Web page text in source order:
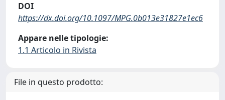
DOI
https://dx.doi.org/10.1097/MPG.0b013e31827e1ec6
Appare nelle tipologie:
1.1 Articolo in Rivista
File in questo prodotto: